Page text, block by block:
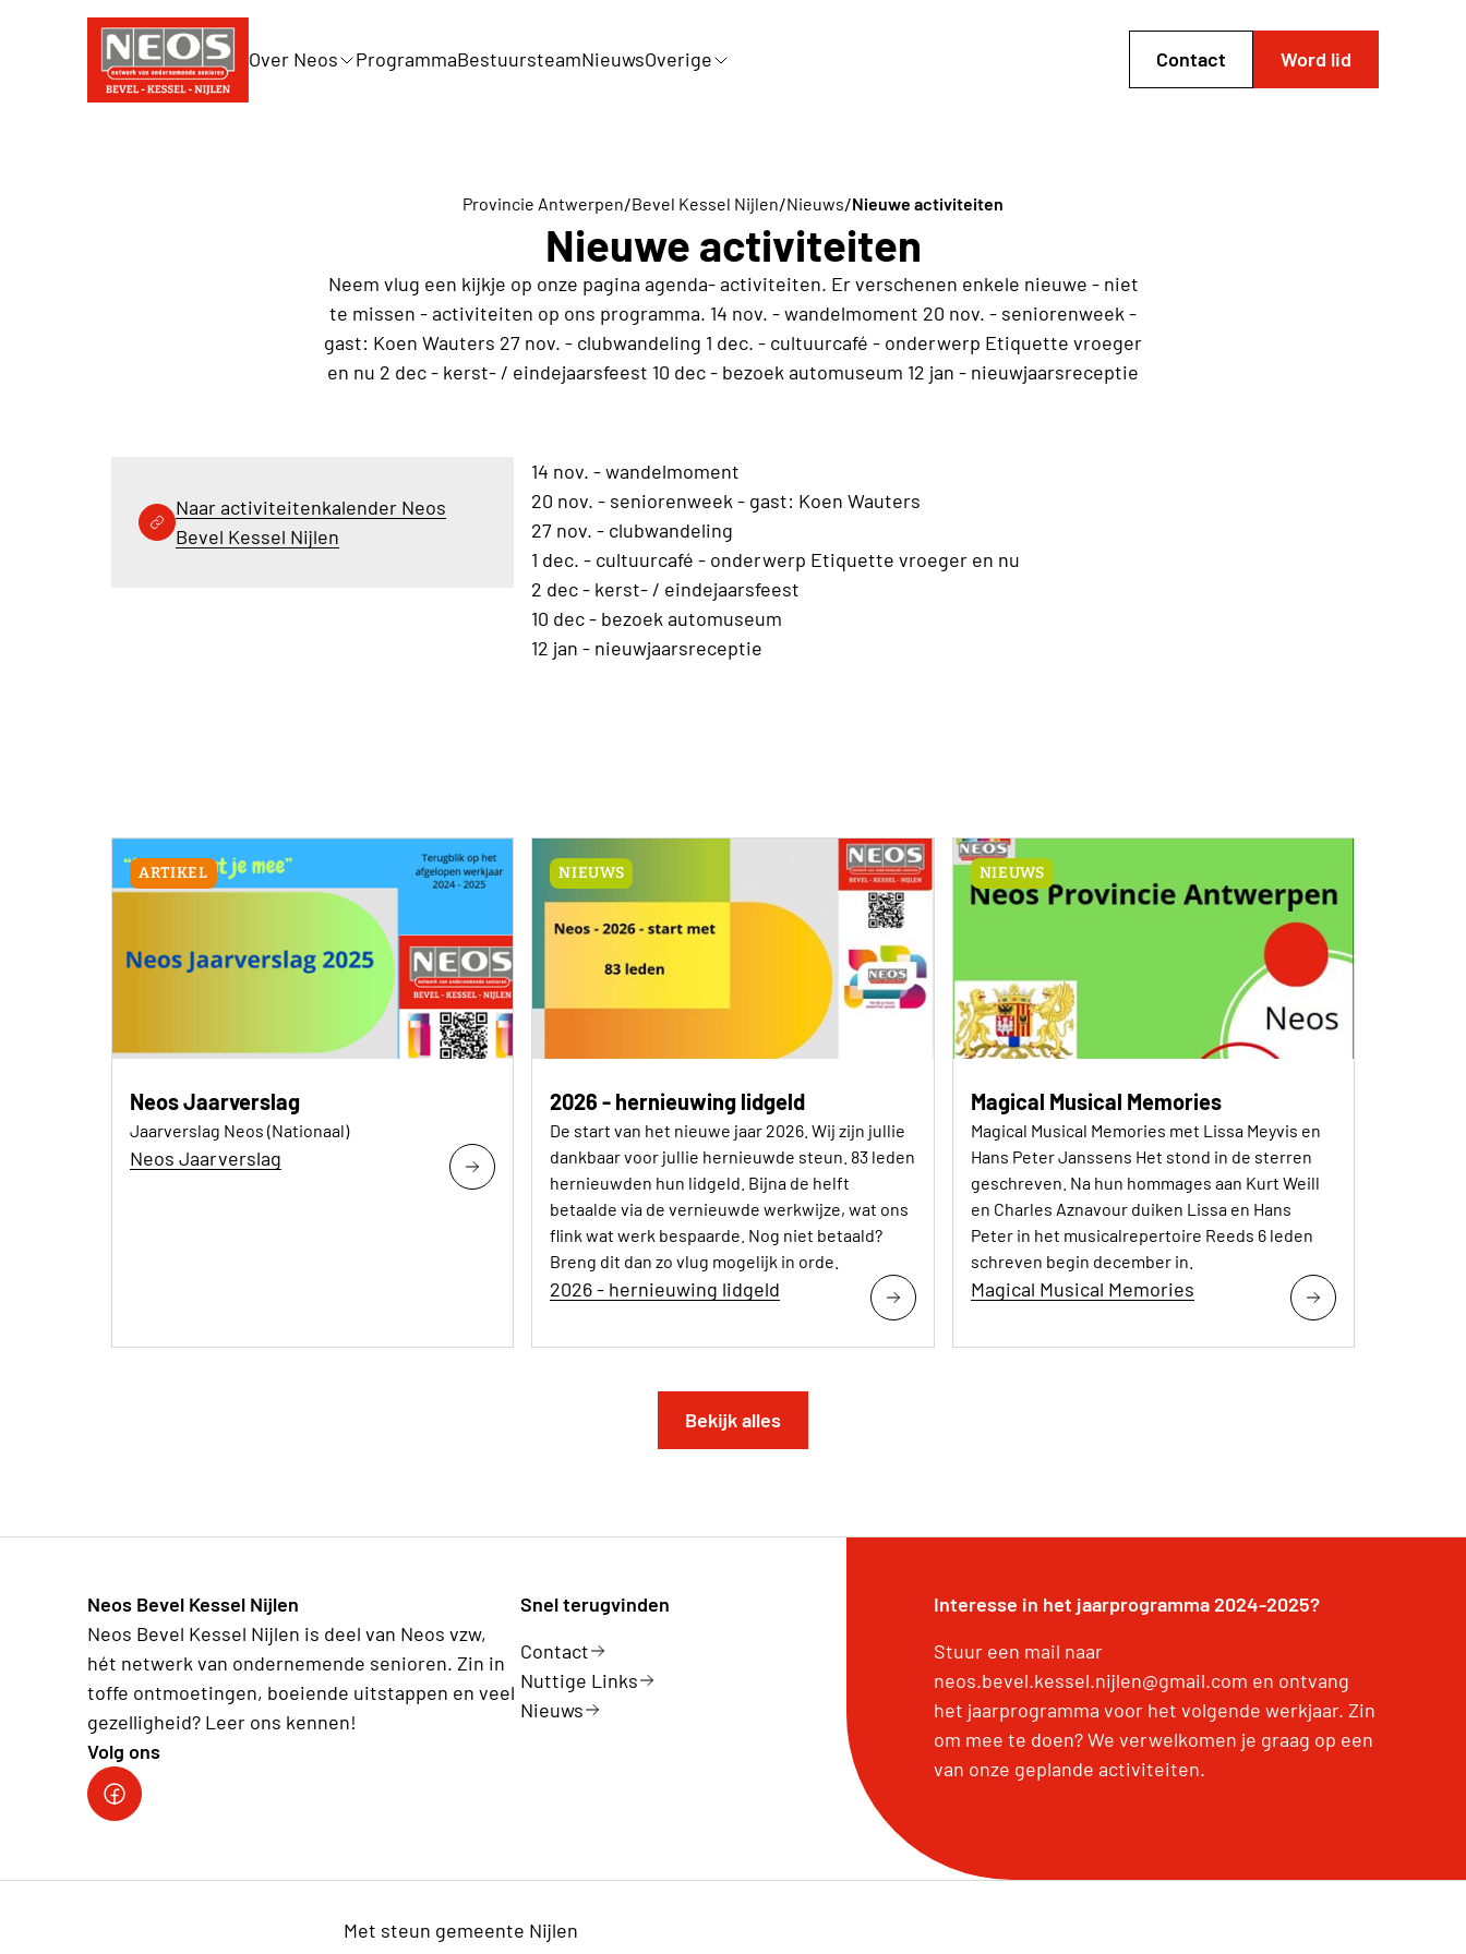
Over Neos ProgrammaBestuursteamNieuwsOverige Contact Word lid
Provincie Antwerpen/Bevel Kessel Nijlen/Nieuws/Nieuwe activiteiten
Nieuwe activiteiten
Neem vlug een kijkje op onze pagina agenda- activiteiten. Er verschenen enkele nieuwe - niet
te missen - activiteiten op ons programma. 14 nov. - wandelmoment 20 nov. - seniorenweek -
gast: Koen Wauters 27 nov. - clubwandeling 1 dec. - cultuurcafé - onderwerp Etiquette vroeger
en nu 2 dec - kerst- / eindejaarsfeest 10 dec - bezoek automuseum 12 jan - nieuwjaarsreceptie
Naar activiteitenkalender Neos
Bevel Kessel Nijlen
14 nov. - wandelmoment
20 nov. - seniorenweek - gast: Koen Wauters
27 nov. - clubwandeling
1 dec. - cultuurcafé - onderwerp Etiquette vroeger en nu
2 dec - kerst- / eindejaarsfeest
10 dec - bezoek automuseum
12 jan - nieuwjaarsreceptie
ARTIKEL
Neos Jaarverslag
Jaarverslag Neos (Nationaal)
Neos Jaarverslag
NIEUWS
2026 - hernieuwing lidgeld
De start van het nieuwe jaar 2026. Wij zijn jullie
dankbaar voor jullie hernieuwde steun. 83 leden
hernieuwden hun lidgeld. Bijna de helft
betaalde via de vernieuwde werkwijze, wat ons
flink wat werk bespaarde. Nog niet betaald?
Breng dit dan zo vlug mogelijk in orde.
2026 - hernieuwing lidgeld
NIEUWS
Magical Musical Memories
Magical Musical Memories met Lissa Meyvis en
Hans Peter Janssens Het stond in de sterren
geschreven. Na hun hommages aan Kurt Weill
en Charles Aznavour duiken Lissa en Hans
Peter in het musicalrepertoire Reeds 6 leden
schreven begin december in.
Magical Musical Memories
Bekijk alles
Neos Bevel Kessel Nijlen
Neos Bevel Kessel Nijlen is deel van Neos vzw,
hét netwerk van ondernemende senioren. Zin in
toffe ontmoetingen, boeiende uitstappen en veel
gezelligheid? Leer ons kennen!
Volg ons
Onze facebookpagina: Neos Bevel Kessel Nijlen
Snel terugvinden
Contact
Nuttige Links
Nieuws
Interesse in het jaarprogramma 2024-2025?
Stuur een mail naar
neos.bevel.kessel.nijlen@gmail.com en ontvang
het jaarprogramma voor het volgende werkjaar. Zin
om mee te doen? We verwelkomen je graag op een
van onze geplande activiteiten.
Met steun gemeente Nijlen